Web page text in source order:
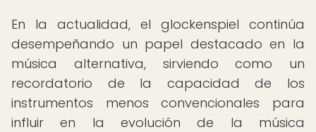
En la actualidad, el glockenspiel continúa
desempeñando un papel destacado en la
música alternativa, sirviendo como un
recordatorio de la capacidad de los
instrumentos menos convencionales para
influir en la evolución de la música